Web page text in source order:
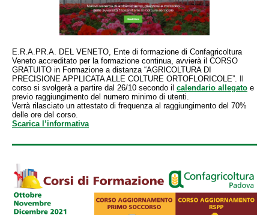
E.R.A.PR.A. DEL VENETO, Ente di formazione di Confagricoltura
Veneto accreditato per la formazione continua, avvierà il CORSO
GRATUITO in Formazione a distanza “AGRICOLTURA DI
PRECISIONE APPLICATA ALLE COLTURE ORTOFLORICOLE”. Il
corso si svolgerà a partire dal 26/10 secondo il calendario allegato e
previo raggiungimento del numero minimo di utenti.
Verrà rilasciato un attestato di frequenza al raggiungimento del 70%
delle ore del corso.
Scarica l’informativa